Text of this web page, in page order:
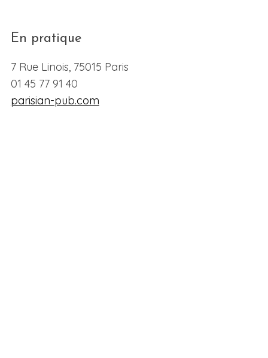
En pratique
7 Rue Linois, 75015 Paris
01 45 77 91 40
parisian-pub.com